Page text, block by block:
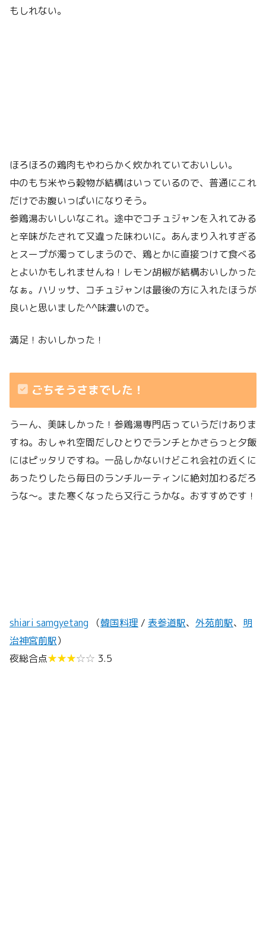
もしれない。
ほろほろの鶏肉もやわらかく炊かれていておいしい。
中のもち米やら穀物が結構はいっているので、普通にこれ
だけでお腹いっぱいになりそう。
参鶏湯おいしいなこれ。途中でコチュジャンを入れてみる
と辛味がたされて又違った味わいに。あんまり入れすぎる
とスープが濁ってしまうので、鶏とかに直接つけて食べる
とよいかもしれませんね！レモン胡椒が結構おいしかった
なぁ。ハリッサ、コチュジャンは最後の方に入れたほうが
良いと思いました^^味濃いので。
満足！おいしかった！
ごちそうさまでした！
うーん、美味しかった！参鶏湯専門店っていうだけありま
すね。おしゃれ空間だしひとりでランチとかさらっと夕飯
にはピッタリですね。一品しかないけどこれ会社の近くに
あったりしたら毎日のランチルーティンに絶対加わるだろ
うな〜。また寒くなったら又行こうかな。おすすめです！
shiari samgyetang （韓国料理 / 表参道駅、 外苑前駅、 明
治神宮前駅）
夜総合点★★★☆☆ 3.5